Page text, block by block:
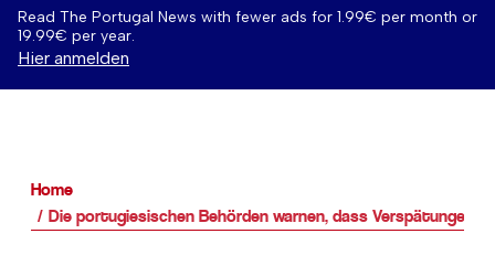
Read The Portugal News with fewer ads for 1.99€ per month or
19.99€ per year.
Hier anmelden
Home
Die portugiesischen Behörden warnen, dass Verspätungen